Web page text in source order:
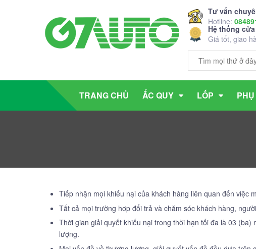
Tư vấn
Hotline:
Hệ thống
Giá tốt, giao
TRANG CHỦ ẮC QUY LỐP
Tiếp nhận mọi khiếu nại của khách hàng liên quan đến việc
Tất cả mọi trường hơp đổi trả và chăm sóc khách hàng,
Thời gian giải quyết khiếu nại trong thời hạn tối đa là 03
lượng.